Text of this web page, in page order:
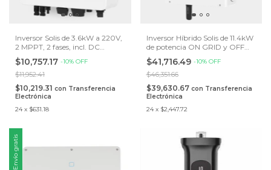
Inversor Solis de 3.6kW a 220V,
2 MPPT, 2 fases, incl. DC
Disconnect.
$10,757.17 -10% OFF
$11,952.41
$10,219.31 con Transferencia
Electrónica
24 x $631.18
Inversor Híbrido Solis de 11.4kW
de potencia ON GRID y OFF
GRID, Salida AC de respaldo
fase dividida de 120/240V
$41,716.49 -10% OFF
$46,351.66
$39,630.67 con Transferencia
Electrónica
24 x $2,447.72
Envío gratis